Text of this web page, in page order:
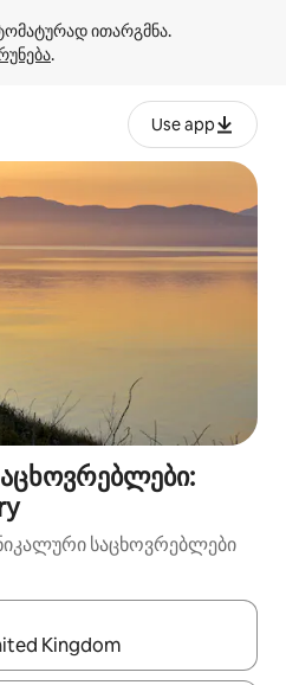
.
Use app
საცხოვრებლები
გახდება, ნავიგაციისთვის